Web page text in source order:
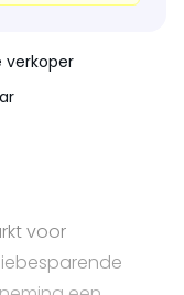
verkoper
voor